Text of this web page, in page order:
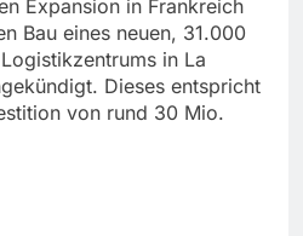
Expansion in Frankreich
Bau eines neuen, 31.000
in La
Dieses entspricht
von rund 30 Mio.